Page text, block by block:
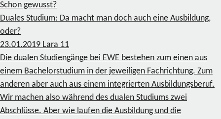
Schon gewusst?
Duales Studium: Da macht man doch auch eine Ausbildung,
oder?
23.01.2019 Lara 11
Die dualen Studiengänge bei EWE bestehen zum einen aus
einem Bachelorstudium in der jeweiligen Fachrichtung. Zum
anderen aber auch aus einem integrierten Ausbildungsberuf.
Wir machen also während des dualen Studiums zwei
Abschlüsse. Aber wie laufen die Ausbildung und die